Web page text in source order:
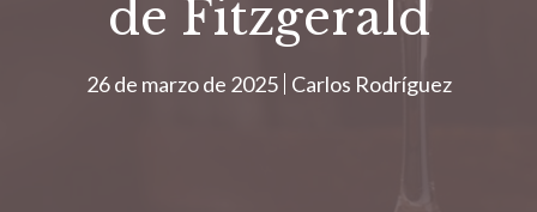
de Fitzgerald
26 de marzo de 2025 Carlos Rodríguez